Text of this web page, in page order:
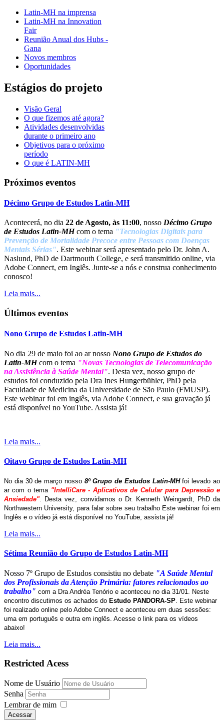
Latin-MH na imprensa
Latin-MH na Innovation
Fair
Reunião Anual dos Hubs -
Gana
Novos membros
Oportunidades
Estágios do projeto
Visão Geral
O que fizemos até agora?
Atividades desenvolvidas
durante o primeiro ano
Objetivos para o próximo
período
O que é LATIN-MH
Próximos eventos
Décimo Grupo de Estudos Latin-MH
Acontecerá, no dia 22 de Agosto, às 11:00, nosso Décimo Grupo
de Estudos Latin-MHcom o tema "Tecnologias Digitais para
Prevenção de Mortalidade Precoce entre Pessoas com Doenças
Mentais Sérias". Este webinar será apresentado pelo Dr. John A.
Naslund, PhD de Dartmouth College, e será transmitido online, via
Adobe Connect, em Inglês. Junte-se a nós e construa conhecimento
conosco!
Leia mais...
Últimos eventos
Nono Grupo de Estudos Latin-MH
No dia 29 de maio foi ao ar nosso Nono Grupo de Estudos do
Latin-MHcom o tema "Novas Tecnologias de Telecomunicação
na Assistência à Saúde Mental". Desta vez, nosso grupo de
estudos foi conduzido pela Dra Ines Hungerbühler, PhD pela
Faculdade de Medicina da Universidade de São Paulo (FMUSP).
Este webinar foi em inglês, via Adobe Connect, e sua gravação já
está disponível no YouTube. Assista já!
Leia mais...
Oitavo Grupo de Estudos Latin-MH
No dia 30 de março nosso 8º Grupo de Estudos Latin-MHfoi levado ao
ar com o tema "IntelliCare - Aplicativos de Celular para Depressão e
Ansiedade". Desta vez, convidamos o Dr. Kenneth Weingardt, PhD da
Northwestern University, para falar sobre seu trabalho Este webinar foi em
Inglês e o vídeo já está disponível no YouTube, assista já!
Leia mais...
Sétima Reunião do Grupo de Estudos Latin-MH
Nosso 7º Grupo de Estudos consistiu no debate "A Saúde Mental
dos Profissionais da Atenção Primária: fatores relacionados ao
trabalho" com a Dra Andréa Tenório e aconteceu no dia 31/01. Neste
encontro discutimos os achados do Estudo PANDORA-SP . Este webinar
foi realizado online pelo Adobe Connect e aconteceu em duas sessões:
uma em português e outra em inglês. Acesse o link para os vídeos
abaixo!
Leia mais...
Restricted Acess
Nome de Usuário
Senha
Lembrar de mim
Acessar